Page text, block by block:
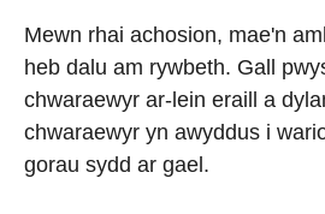
Mewn rhai achosion, mae'n
heb dalu am rywbeth. Gall
chwaraewyr ar-lein eraill a
chwaraewyr yn awyddus i
gorau sydd ar gael.